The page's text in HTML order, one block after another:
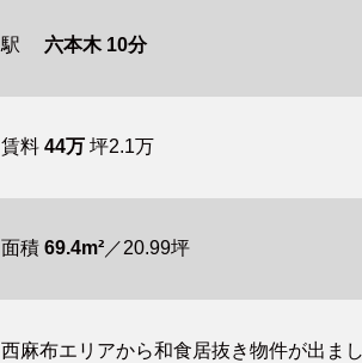
駅 六本木 10分
賃料 44万坪2.1万
面積 69.4m²／20.99坪
西麻布エリアから和食居抜き物件が出ま